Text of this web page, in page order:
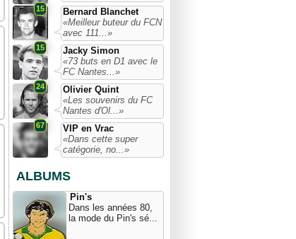
15
Bernard Blanchet
«Meilleur buteur du FCN
avec 111...»
15
Jacky Simon
«73 buts en D1 avec le
FC Nantes...»
24
Olivier Quint
«Les souvenirs du FC
Nantes d'Ol...»
67
VIP en Vrac
«Dans cette super
catégorie, no...»
ALBUMS
Pin's
Dans les années 80,
la mode du Pin's sé...